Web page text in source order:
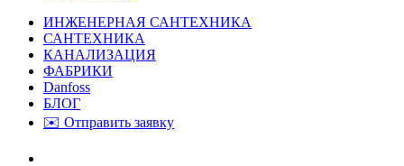
ИНЖЕНЕРНАЯ САНТЕХНИКА
САНТЕХНИКА
КАНАЛИЗАЦИЯ
ФАБРИКИ
Danfoss
БЛОГ
✉️ Отправить заявку